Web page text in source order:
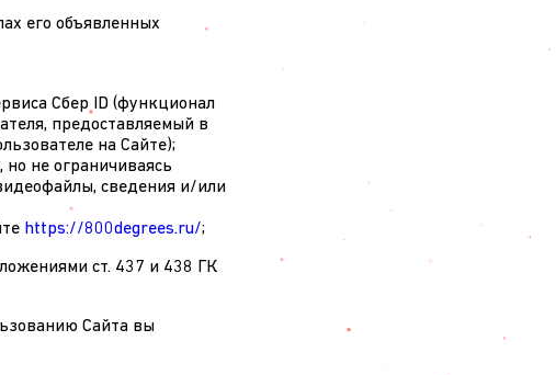
его объявленных
Сбер ID (функционал
предоставляемый в
на Сайте);
не ограничиваясь
сведения и/или
https://800degrees.ru/;
ст. 437 и 438 ГК
Сайта вы